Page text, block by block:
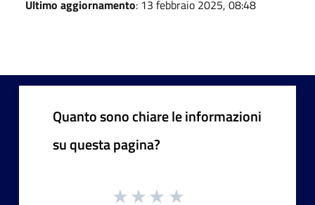
Ultimo aggiornamento: 13 febbraio 2025, 08:48
Quanto sono chiare le informazioni
su questa pagina?